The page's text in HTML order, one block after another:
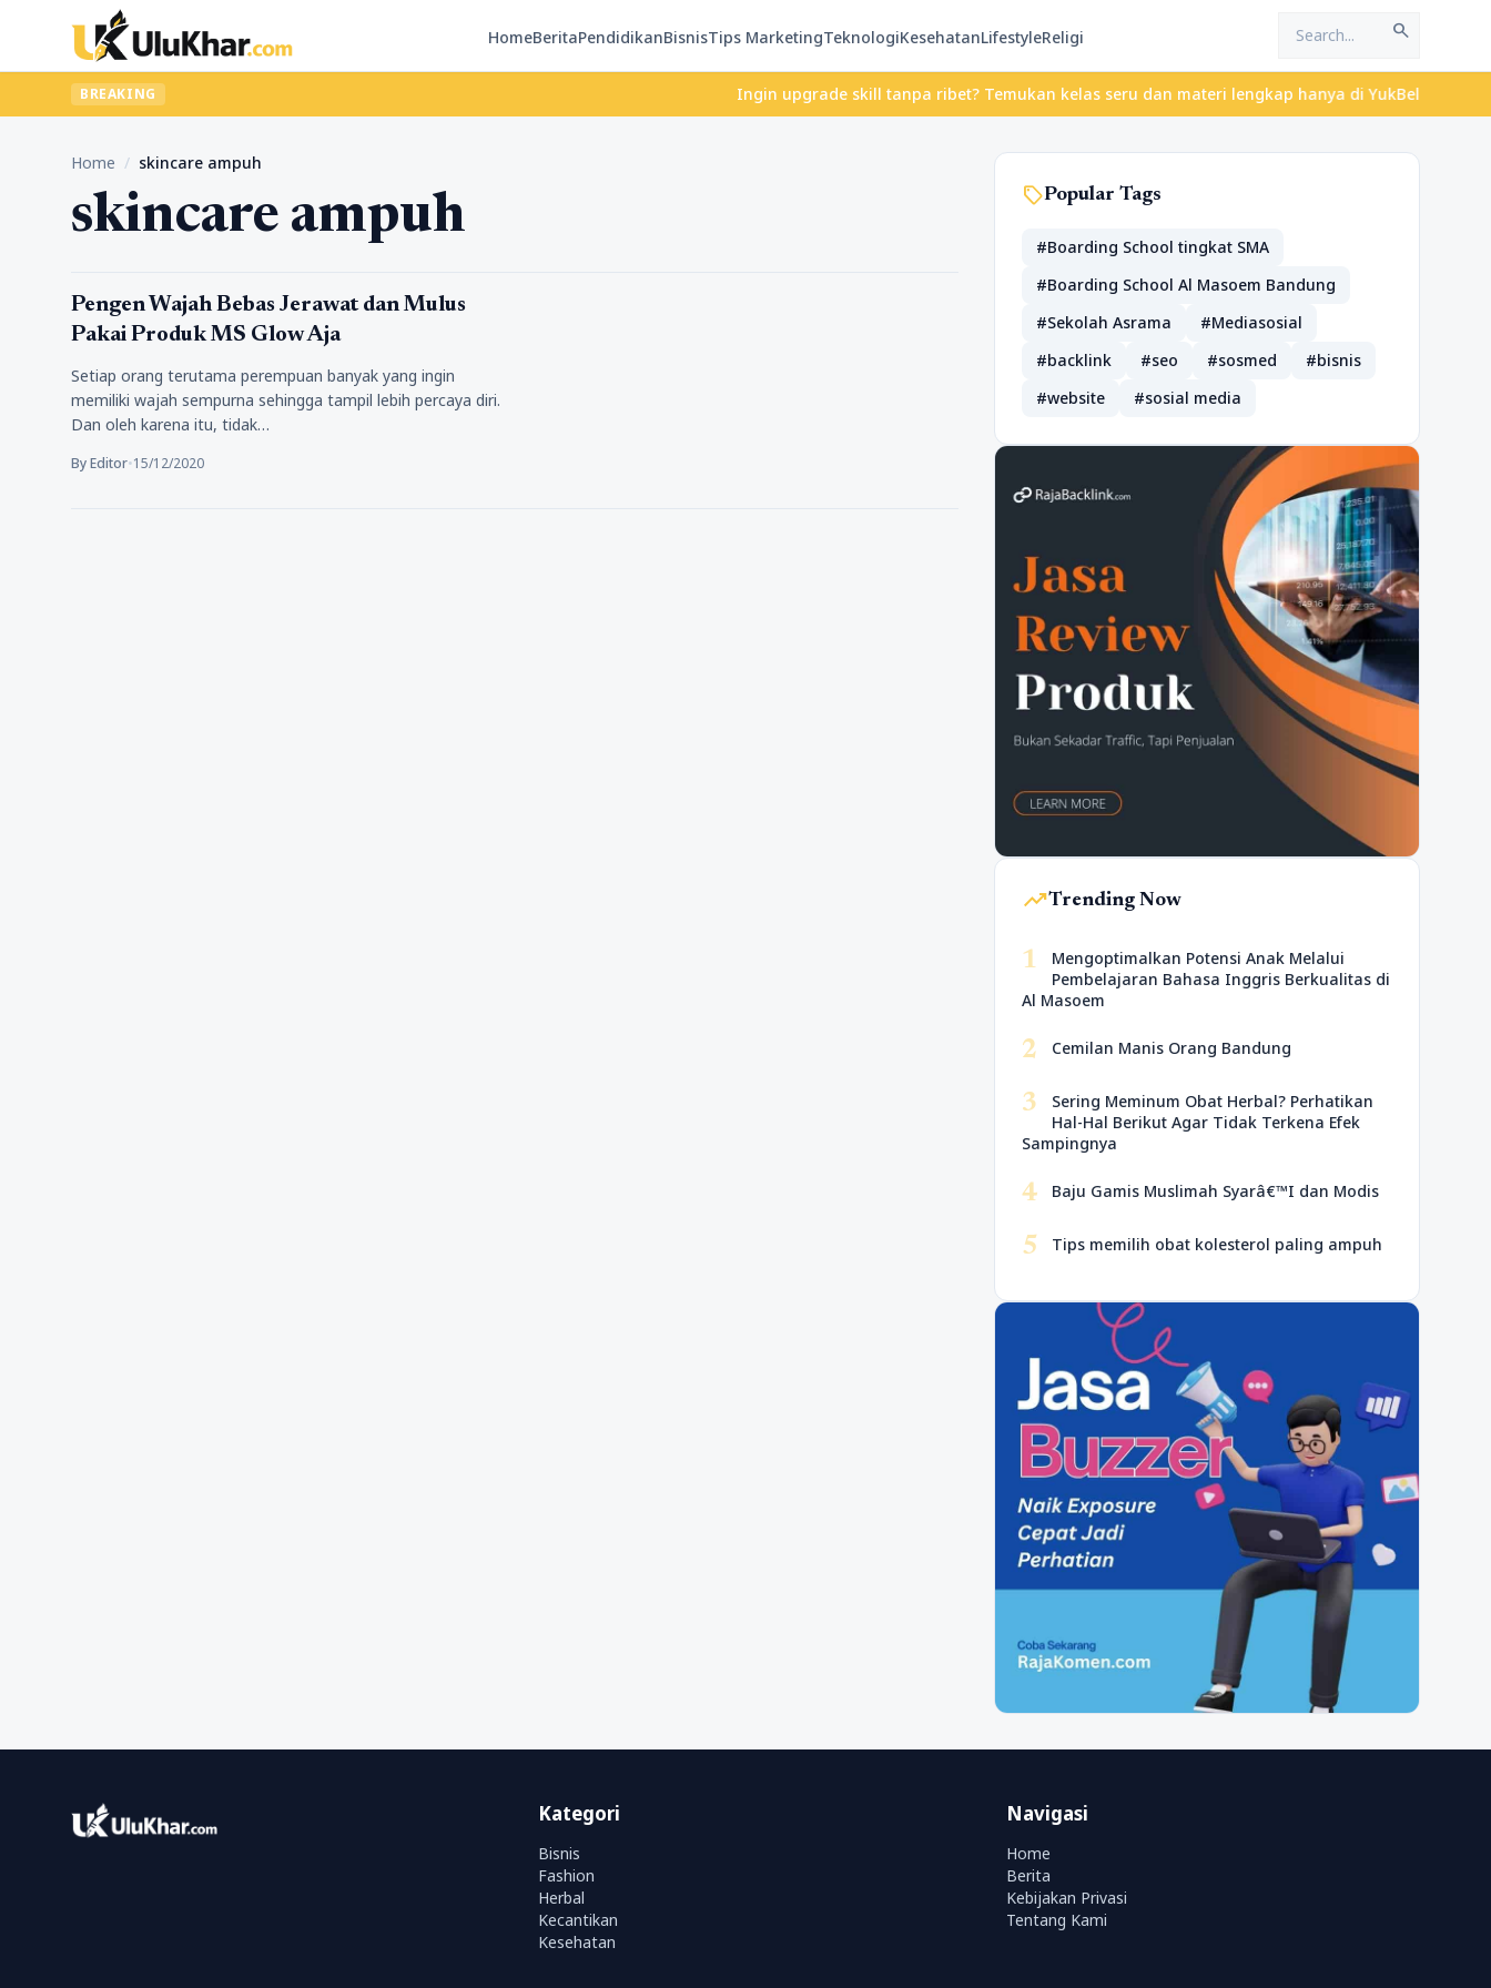
HomeBeritaPendidikanBisnisTips MarketingTeknologiKesehatanLifestyleReligi search
BREAKING Ingin upgrade skill tanpa ribet? Temukan kelas seru dan materi lengkap hanya di YukBelajar.com.
Home / skincare ampuh
skincare ampuh
Kecantikan
Pengen Wajah Bebas Jerawat dan Mulus
Pakai Produk MS Glow Aja
Setiap orang terutama perempuan banyak yang ingin
memiliki wajah sempurna sehingga tampil lebih percaya diri.
Dan oleh karena itu, tidak…
By Editor•15/12/2020
sellPopular Tags
#Boarding School tingkat SMA
#Boarding School Al Masoem Bandung
#Sekolah Asrama
#Mediasosial
#backlink
#seo #sosmed
#bisnis
#website
#sosial media
trending_upTrending Now
1
Mengoptimalkan Potensi Anak Melalui
Pembelajaran Bahasa Inggris Berkualitas di
Al Masoem
2 Cemilan Manis Orang Bandung
3
Sering Meminum Obat Herbal? Perhatikan
Hal-Hal Berikut Agar Tidak Terkena Efek
Sampingnya
4 Baju Gamis Muslimah Syarâ€™I dan Modis
5 Tips memilih obat kolesterol paling ampuh
Kategori
Bisnis
Fashion
Herbal
Kecantikan
Kesehatan
Navigasi
Home
Berita
Kebijakan Privasi
Tentang Kami